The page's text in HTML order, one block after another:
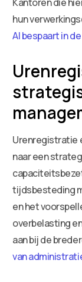
hun
AI bespaart in
Urenregistratie
naar een
tijdsbesteding
en het
overbelasting
aan bij de
van